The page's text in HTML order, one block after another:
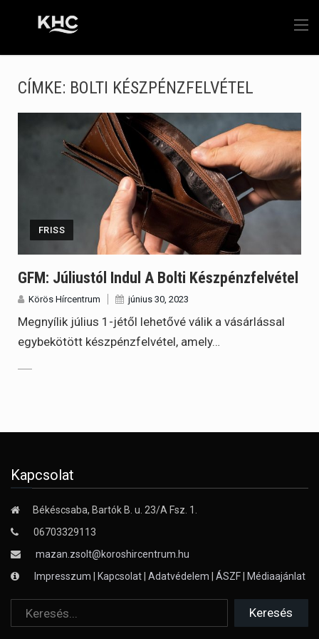
CÍMKE: BOLTI KÉSZPÉNZFELVÉTEL
FRISS
GFM: Júliustól Indul A Bolti Készpénzfelvétel
Körös Hírcentrum június 30, 2023
Megnyílik július 1-jétől lehetővé válik a vásárlással
egybekötött készpénzfelvétel, amely…
Kapcsolat
Békéscsaba, Bartók B. u. 23/A Fsz. 1.
06703329113
mazan.zsolt@koroshircentrum.hu
Impresszum
Kapcsolat Adatvédelem ÁSZF Médiaajánlat